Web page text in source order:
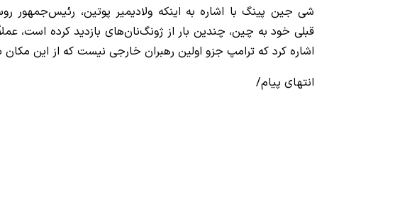
شی جین پینگ با اشاره به اینکه ولادیمیر پوتین، رئیس‌جمهور
قبلی خود به چین، چندین بار از ژونگ‌نان‌های بازدید کرده است،
اشاره کرد که ترامپ جزو اولین رهبران خارجی نیست که از این مکان
انتهای پیام/